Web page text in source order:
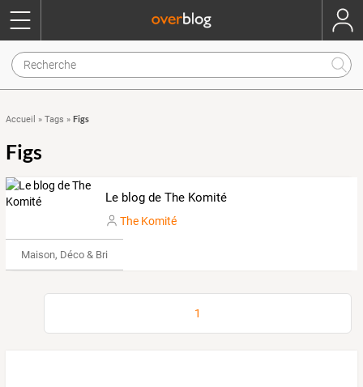
Accueil » Tags » Figs
Figs
Le blog de The Komité
The Komité
Maison, Déco & Bricolage
1